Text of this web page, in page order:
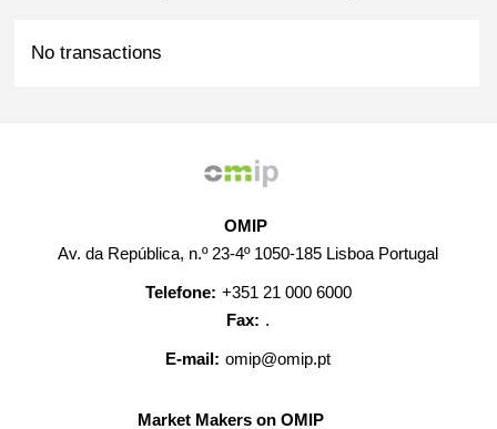
No transactions
OMIP
Av. da República, n.º 23-4º 1050-185 Lisboa Portugal
Telefone: +351 21 000 6000
Fax: .
E-mail: omip@omip.pt
Market Makers on OMIP